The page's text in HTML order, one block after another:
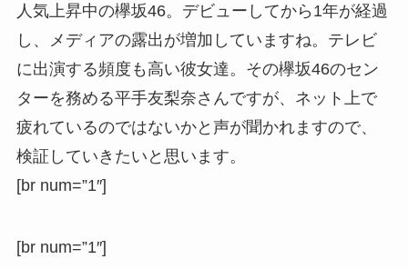
人気上昇中の欅坂46。デビューしてから1年が経過
し、メディアの露出が増加していますね。テレビ
に出演する頻度も高い彼女達。その欅坂46のセン
ターを務める平手友梨奈さんですが、ネット上で
疲れているのではないかと声が聞かれますので、
検証していきたいと思います。
[br num=”1″]
[br num=”1″]